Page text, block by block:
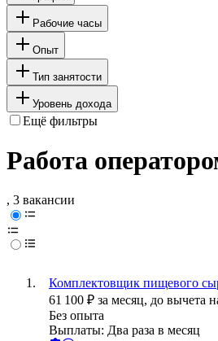
Рабочие часы
Опыт
Тип занятости
Уровень дохода
Ещё фильтры
Работа
, 3 вакансии
Комплектовщик пищевого
61 100 ₽ за месяц, до вычета
Без опыта
Выплаты: Два раза в месяц